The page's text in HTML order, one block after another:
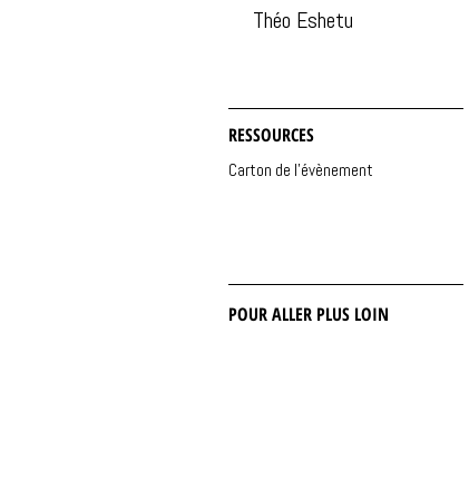
Théo Eshetu
RESSOURCES
Carton de l'évènement
POUR ALLER PLUS LOIN